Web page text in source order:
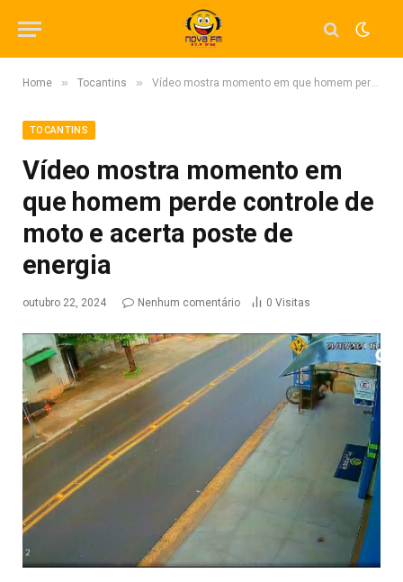
Home » Tocantins » Vídeo mostra momento em que homem perde controle de moto e acerta poste de energia
TOCANTINS
Vídeo mostra momento em
que homem perde controle de
moto e acerta poste de
energia
outubro 22, 2024 Nenhum comentário 0 Visitas